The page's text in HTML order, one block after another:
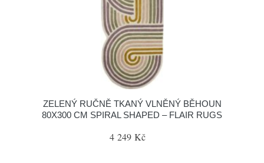
ZELENÝ RUČNĚ TKANÝ VLNĚNÝ BĚHOUN
80X300 CM SPIRAL SHAPED – FLAIR RUGS
4 249 Kč